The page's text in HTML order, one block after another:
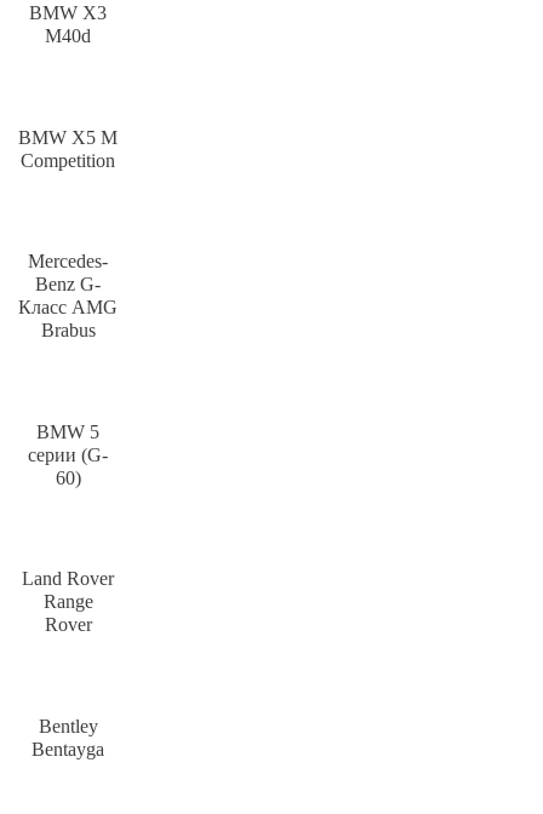
BMW X3
M40d
BMW X5 M
Competition
Mercedes-
Benz G-
Класс AMG
Brabus
BMW 5
серии (G-
60)
Land Rover
Range
Rover
Bentley
Bentayga